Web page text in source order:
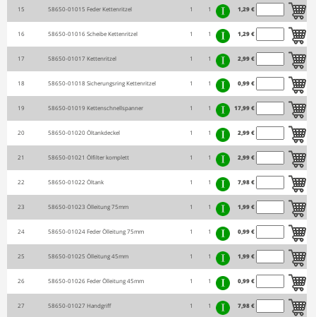
15 58650-01015 Feder Kettenritzel 1 1 1,29 €
16 58650-01016Scheibe Kettenritzel 1 1 1,29 €
17 58650-01017 Kettenritzel 1 1 2,99 €
18 58650-01018 Sicherungsring Kettenritzel 1 1 0,99 €
19 58650-01019 Kettenschnellspanner 1 1 17,99 €
20 58650-01020Öltankdeckel 1 1 2,99 €
21 58650-01021 Ölfilter komplett 1 1 2,99 €
22 58650-01022 Öltank 1 1 7,98 €
23 58650-01023 Ölleitung 75mm 1 1 1,99 €
24 58650-01024Feder Ölleitung 75mm 1 1 0,99 €
25 58650-01025 Ölleitung 45mm 1 1 1,99 €
26 58650-01026Feder Ölleitung 45mm 1 1 0,99 €
27 58650-01027 Handgriff 1 1 7,98 €